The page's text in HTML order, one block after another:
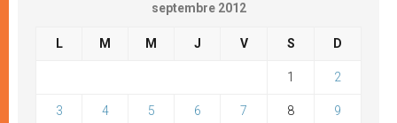
septembre 2012
L M M J V S D
1 2
3 4 5 6 7 8 9